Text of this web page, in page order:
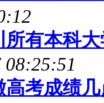
所有本科
08:25:51
高考成绩